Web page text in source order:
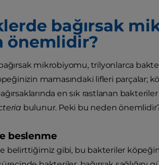
bağırsak
önemlidir?
mikrobiyomu, trilyonlarca
mamasındaki lifleri parçalar;
en sık rastlanan bakteriler
bulunur. Peki bu neden
beslenme
belirttiğimiz gibi, bu bakteriler